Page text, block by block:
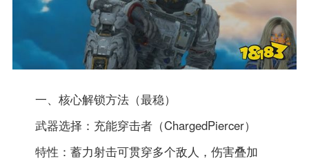
一、核心解锁方法（最稳）
武器选择：充能穿击者（ChargedPiercer）
特性：蓄力射击可贯穿多个敌人，伤害叠加